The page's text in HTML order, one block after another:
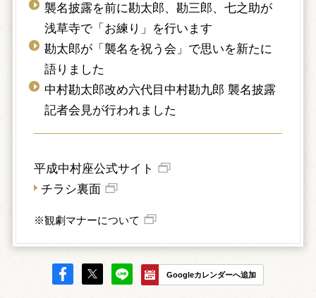
襲名披露を前に勘太郎、勘三郎、七之助が
浅草寺で「お練り」を行います
勘太郎が「襲名を祝う会」で思いを新たに
語りました
中村勘太郎改め六代目中村勘九郎 襲名披露
記者会見が行われました
平成中村座公式サイト
チラシ裏面
※観劇マナーについて
Googleカレンダーへ追加